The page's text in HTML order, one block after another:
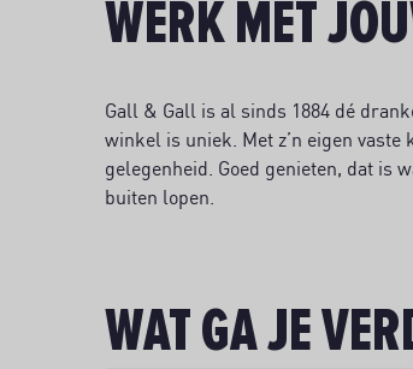
WERK MET
Gall & Gall is al sinds 1884 dé
winkel is uniek. Met z’n eigen
gelegenheid. Goed genieten, dat is
buiten lopen.
WAT GA JE